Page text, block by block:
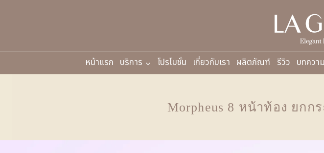
หน้าแรก บริการ โปรโมชั่น เกี่ยวกับเรา ผลิตภัณฑ์ รีวิว บทความ
Morpheus 8 หน้าท้อง ยกก